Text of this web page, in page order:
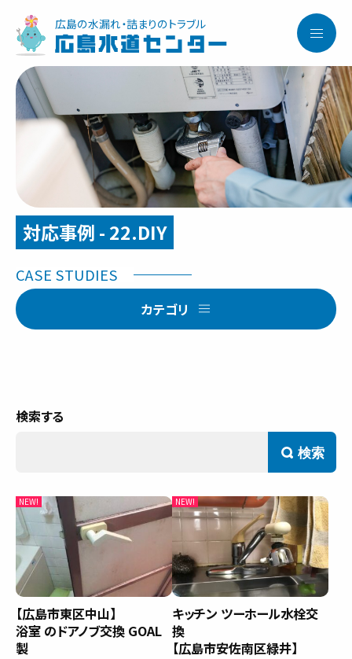
広島の水漏れ・詰まりのトラブル
広島水道センター
ご利用の流れ
対応エリア
会社紹介
対応事例 - 22.DIY
カテゴリ
検索
【広島市東区中山】
浴室 のドアノブ交換 GOAL
製
キッチン ツーホール水栓交
換
【広島市安佐南区緑井】